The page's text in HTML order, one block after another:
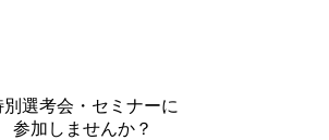
別選考会・セミナーに
参加しませんか？